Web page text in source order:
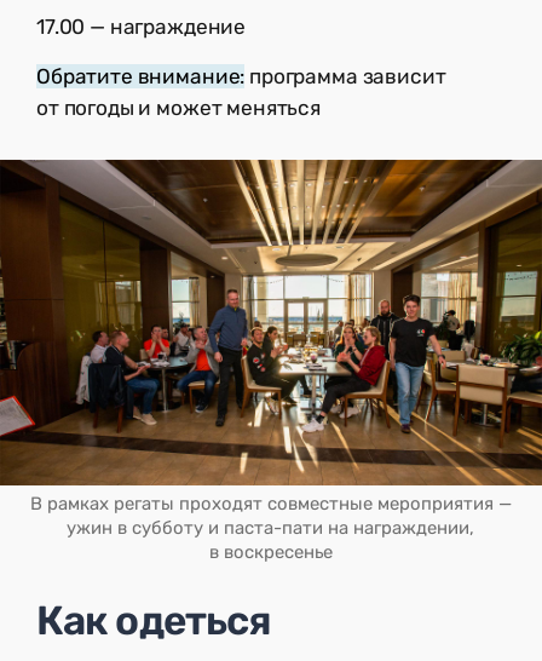
17.00 — награждение
Обратите внимание: программа зависит
от погоды и может меняться
В рамках регаты проходят совместные мероприятия —
ужин в субботу и паста-пати на награждении,
в воскресенье
Как одеться